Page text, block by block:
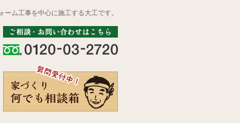
ム工事を中心に施工する大工です。